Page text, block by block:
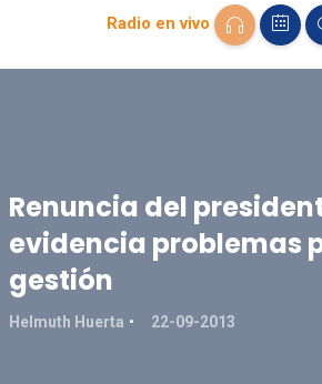
Radio en vivo
Renuncia del
evidencia problemas
gestión
Helmuth Huerta 22-09-2013